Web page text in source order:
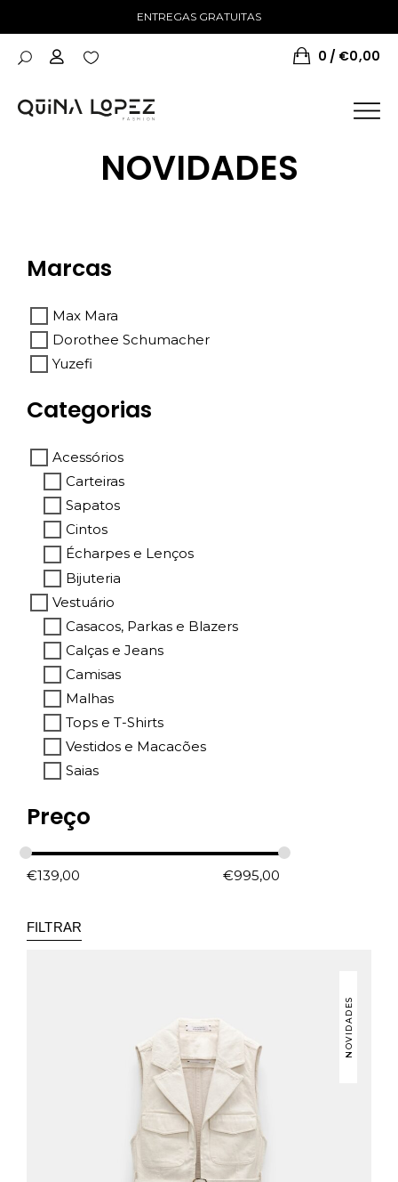
ENTREGAS GRATUITAS
0 €0,00
NOVIDADES
Marcas
Max Mara
Dorothee Schumacher
Yuzefi
Categorias
Acessórios
Carteiras
Sapatos
Cintos
Écharpes e Lenços
Bijuteria
Vestuário
Casacos, Parkas e Blazers
Calças e Jeans
Camisas
Malhas
Tops e T-Shirts
Vestidos e Macacões
Saias
Preço
€139,00 €995,00
FILTRAR
NOVIDADES